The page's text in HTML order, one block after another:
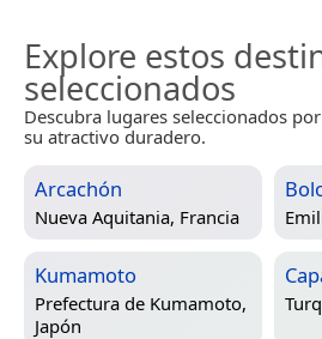
Explore estos
seleccionados
Descubra lugares seleccionados
su atractivo duradero.
Arcachón
Nueva Aquitania, Francia
Kumamoto
Prefectura de Kumamoto,
Japón